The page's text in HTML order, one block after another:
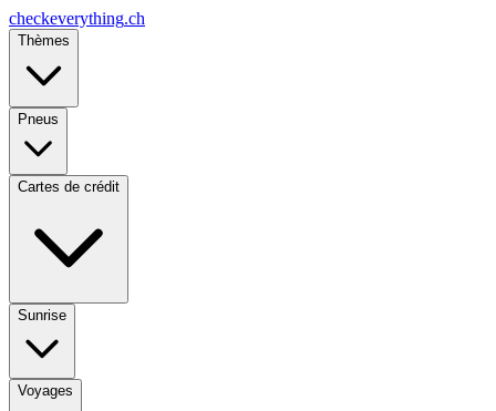
checkeverything.ch
Thèmes
Pneus
Cartes de crédit
Sunrise
Voyages